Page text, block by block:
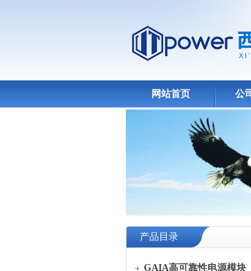
网站首页 公
产品目录
GAIA高可靠性电源模块